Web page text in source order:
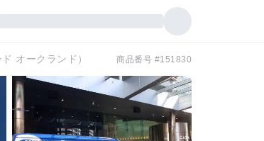
オークランド） 商品番号 #151830